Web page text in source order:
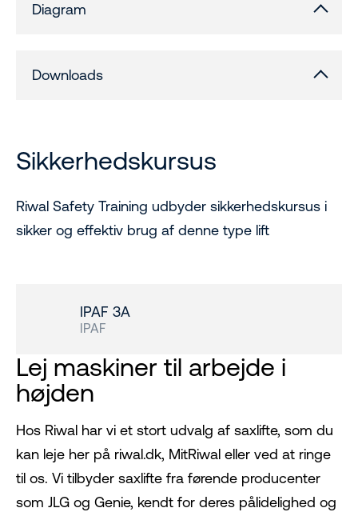
Diagram
Downloads
Sikkerhedskursus
Riwal Safety Training udbyder sikkerhedskursus i
sikker og effektiv brug af denne type lift
IPAF 3A
IPAF
Lej maskiner til arbejde i
højden
Hos Riwal har vi et stort udvalg af saxlifte, som du
kan leje her på riwal.dk, MitRiwal eller ved at ringe
til os. Vi tilbyder saxlifte fra førende producenter
som JLG og Genie, kendt for deres pålidelighed og